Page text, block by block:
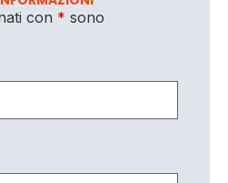
con * sono